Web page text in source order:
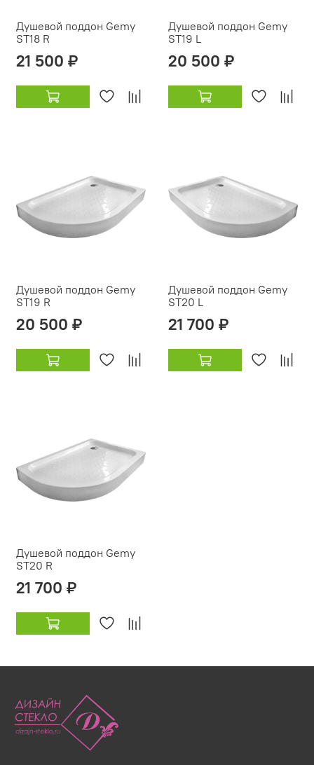
Душевой поддон Gemy
ST18 R
21 500 ₽
Душевой поддон Gemy
ST19 L
20 500 ₽
Душевой поддон Gemy
ST19 R
20 500 ₽
Душевой поддон Gemy
ST20 L
21 700 ₽
Душевой поддон Gemy
ST20 R
21 700 ₽